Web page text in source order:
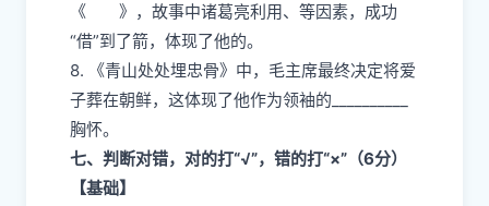
《 》，故事中诸葛亮利用、等因素，成功
“借”到了箭，体现了他的。
8. 《青山处处埋忠骨》中，毛主席最终决定将爱
子葬在朝鲜，这体现了他作为领袖的__________
胸怀。
七、判断对错，对的打“√”，错的打“×”（6分）
【基础】